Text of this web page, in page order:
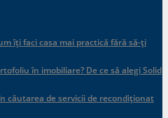
îți faci casa mai practică fără să-ți
în imobiliare? De ce să alegi Solid
căutarea de servicii de recondiționat